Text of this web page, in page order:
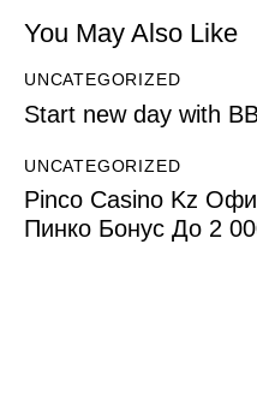
You May Also Like
UNCATEGORIZED
Start new day with
UNCATEGORIZED
Pinco Casino Kz
Пинко Бонус До 2